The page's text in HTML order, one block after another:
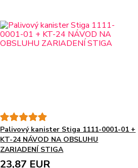
Palivový kanister Stiga 1111-0001-01 +
KT-24 NÁVOD NA OBSLUHU
ZARIADENÍ STIGA
23,87 EUR